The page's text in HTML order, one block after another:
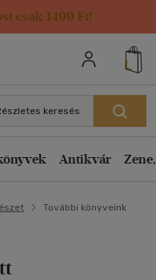
csak 1499 Ft!
keresés
Antikvár
További könyveink